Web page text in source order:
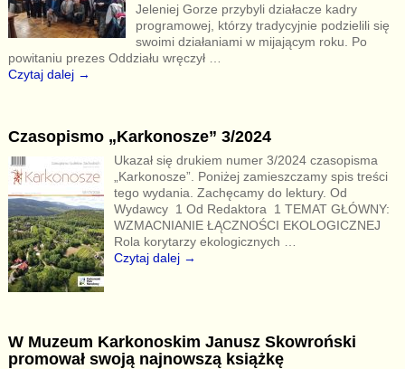
Jeleniej Gorze przybyli działacze kadry
programowej, którzy tradycyjnie podzielili się
swoimi działaniami w mijającym roku. Po
powitaniu prezes Oddziału wręczył
Czytaj dalej →
Czasopismo „Karkonosze” 3/2024
Ukazał się drukiem numer 3/2024 czasopisma
„Karkonosze”. Poniżej zamieszczamy spis treści
tego wydania. Zachęcamy do lektury. Od
Wydawcy 1 Od Redaktora 1 TEMAT GŁÓWNY:
WZMACNIANIE ŁĄCZNOŚCI EKOLOGICZNEJ
Rola korytarzy ekologicznych
Czytaj dalej →
W Muzeum Karkonoskim Janusz Skowroński
promował swoją najnowszą książkę